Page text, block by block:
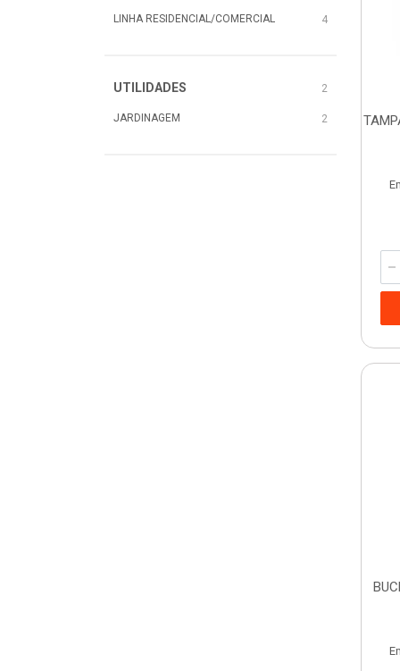
LINHA RESIDENCIAL/COMERCIAL 4
UTILIDADES 2
JARDINAGEM 2